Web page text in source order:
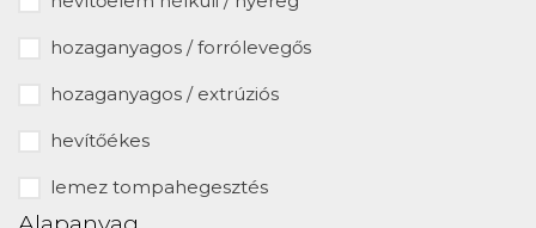
hozaganyagos / forrólevegős
hozaganyagos / extrúziós
hevítőékes
lemez tompahegesztés